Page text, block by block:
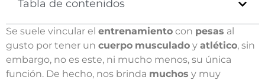
Tabla de contenidos
Se suele vincular el entrenamiento con pesas al
gusto por tener un cuerpo musculado y atlético, sin
embargo, no es este, ni mucho menos, su única
función. De hecho, nos brinda muchos y muy